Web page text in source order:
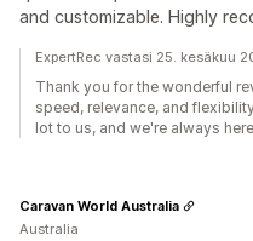
and customizable. Highly
ExpertRec vastasi 25. kesäkuu
Thank you for the wonderful
speed, relevance, and
lot to us, and we're always
Caravan World Australia
Australia